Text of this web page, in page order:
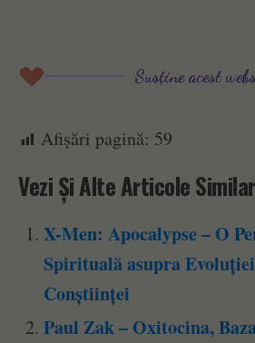
Susține acest
Afișări pagină: 59
Vezi Și Alte Articole
X-Men: Apocalypse – O
Spirituală asupra
Conștiinței
Paul Zak – Oxitocina,